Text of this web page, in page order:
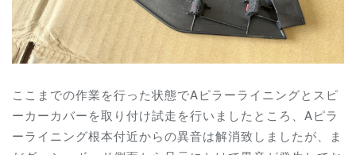
ここまでの作業を行った状態でAピラーライニングとスピ
ーカーカバーを取り付け試走を行いましたところ、Aピラ
ーライニング根本付近からの異音は解消致しましたが、ま